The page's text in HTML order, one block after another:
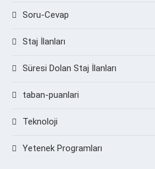
Soru-Cevap
Staj İlanları
Süresi Dolan Staj İlanları
taban-puanlari
Teknoloji
Yetenek Programları